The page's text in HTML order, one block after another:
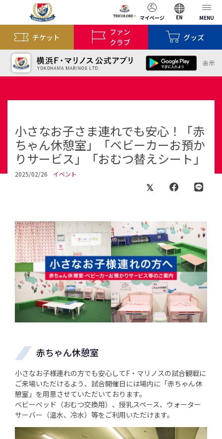
マイページ EN MENU
チケット
ファン
クラブ
グッズ
小さなお子さま連れでも安心！「赤
ちゃん休憩室」「ベビーカーお預か
りサービス」「おむつ替えシート」
2025/02/26 イベント
赤ちゃん休憩室
小さなお子様連れの方でも安心してF・マリノスの試合観戦に
ご来場いただけるよう、試合開催日には場内に「赤ちゃん休
憩室」を用意させていただいております。
ベビーベッド（おむつ交換用）、授乳スペース、ウォーター
サーバー（温水、冷水）等をご利用いただけます。